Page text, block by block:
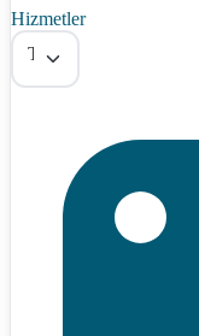
Hizmetler
Tümü